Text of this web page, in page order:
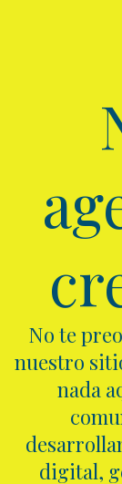
No te
nuestro
nada
digital,